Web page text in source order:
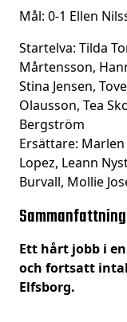
Mål: 0-1 Ellen
Startelva: Tilda
Mårtensson,
Stina Jensen,
Olausson, Tea
Bergström
Ersättare: Marlen
Lopez, Leann
Burvall, Mollie
Sammanfattning
Ett hårt jobb i
och fortsatt
Elfsborg.